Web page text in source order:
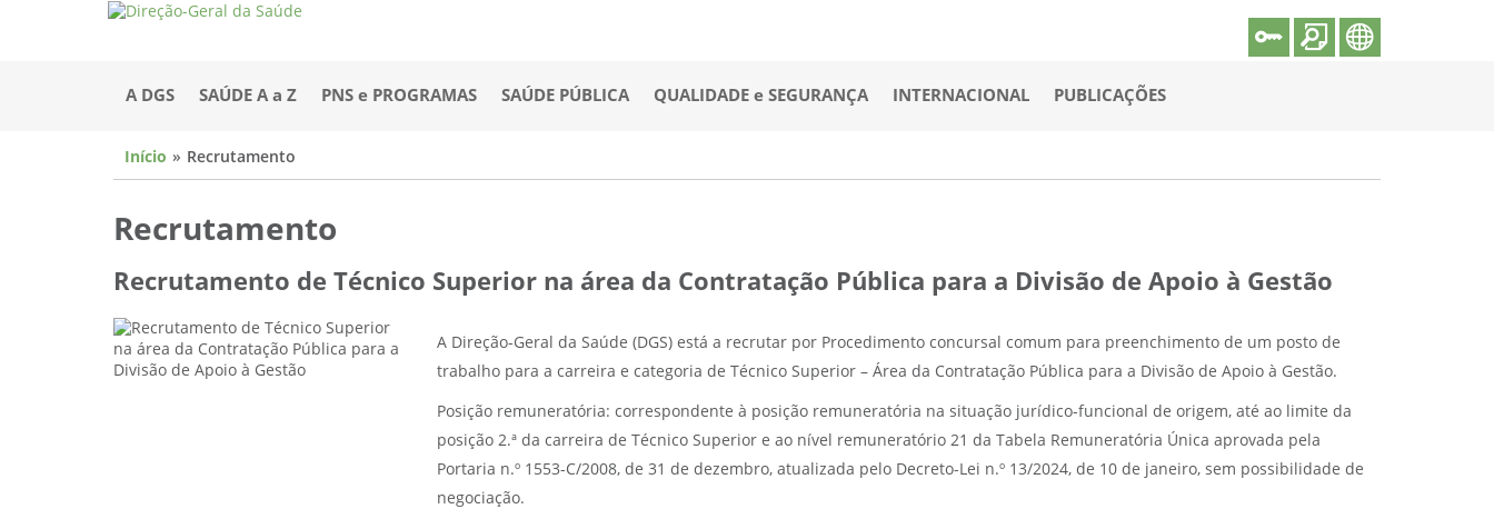
A DGS SAÚDE A a Z PNS e PROGRAMAS SAÚDE PÚBLICA QUALIDADE e SEGURANÇA INTERNACIONAL PUBLICAÇÕES
Início Recrutamento
Recrutamento
Recrutamento de Técnico Superior na área da Contratação Pública para a Divisão de Apoio à Gestão
A Direção-Geral da Saúde (DGS) está a recrutar por Procedimento concursal comum para preenchimento de um posto de
trabalho para a carreira e categoria de Técnico Superior – Área da Contratação Pública para a Divisão de Apoio à Gestão.
Posição remuneratória: correspondente à posição remuneratória na situação jurídico-funcional de origem, até ao limite da
posição 2.ª da carreira de Técnico Superior e ao nível remuneratório 21 da Tabela Remuneratória Única aprovada pela
Portaria n.º 1553-C/2008, de 31 de dezembro, atualizada pelo Decreto-Lei n.º 13/2024, de 10 de janeiro, sem possibilidade de
negociação.